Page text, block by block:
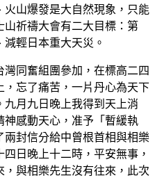
火山爆發是大自然現象，只能
祈禱大會有二大目標：第
輕日本重大天災。
同奮組團參加，在標高二四
，忘了痛苦，一片丹心為天下
月九日晚上我得到天上消
神感動天心，准予「暫緩執
封信分給中曾根首相與相樂
日晚上十二時，平安無事，
與相樂先生沒有往來，此次